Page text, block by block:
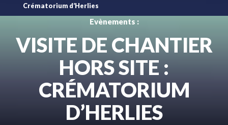
Crématorium d’Herlies
Evènements :
VISITE DE CHANTIER
HORS SITE :
CRÉMATORIUM
D’HERLIES